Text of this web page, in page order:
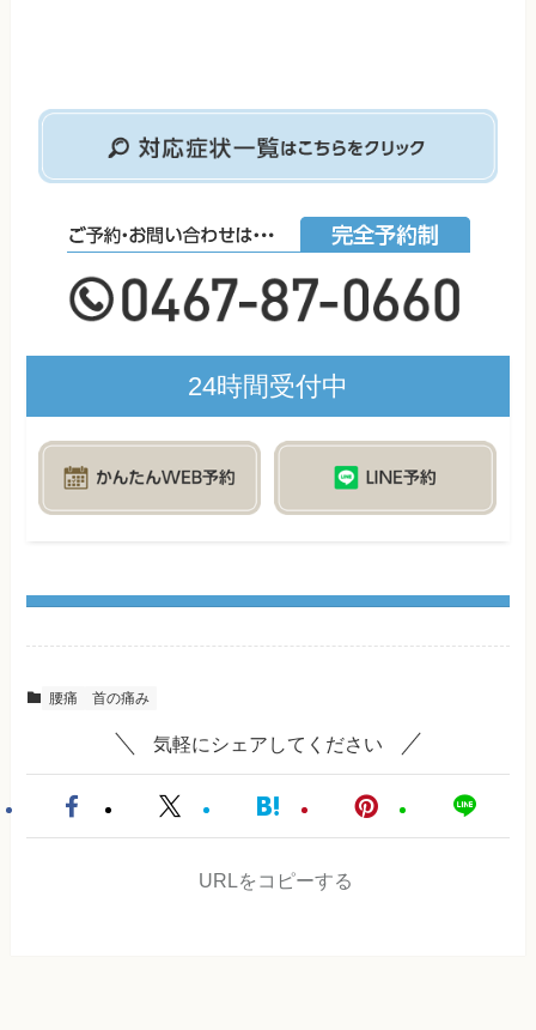
24時間受付中
腰痛 首の痛み
気軽にシェアしてください
URLをコピーする